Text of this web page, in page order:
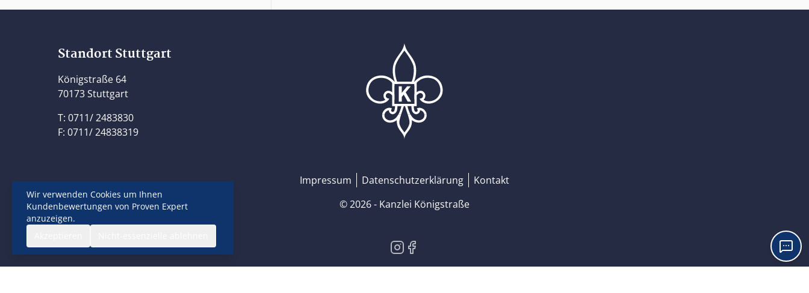
Standort Stuttgart
Königstraße 64
70173 Stuttgart
T: 0711/ 2483830
F: 0711/ 24838319
Home
Impressum Datenschutzerklärung
Kontakt
© 2026 - Kanzlei Königstraße
Instagram
Facebook
Wir verwenden Cookies um Ihnen
Kundenbewertungen von Proven Expert
anzuzeigen.